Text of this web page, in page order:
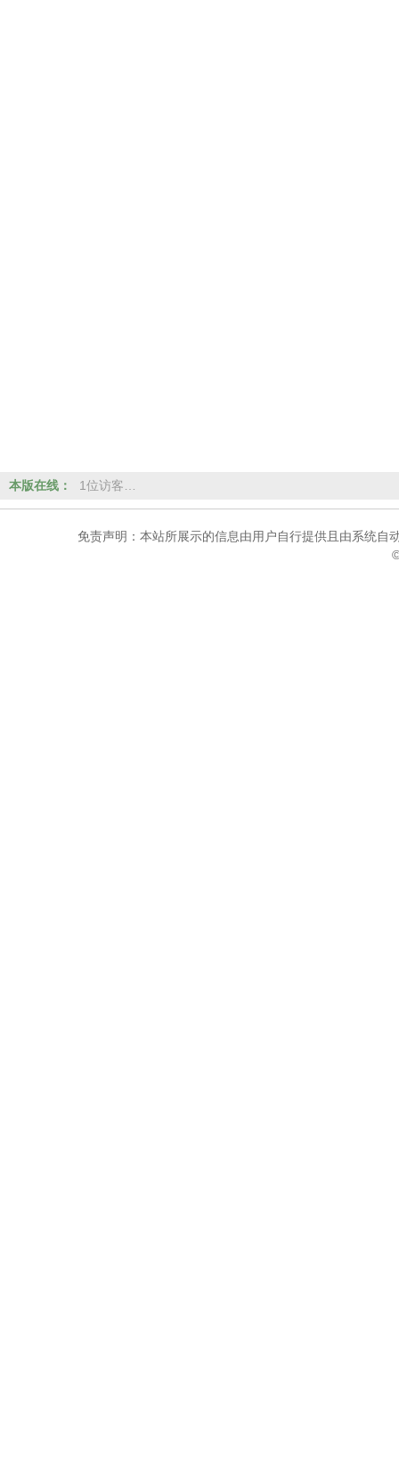
本版在线： 1位访客…
免责声明：本站所展示的信息由用户自行提供且由系统